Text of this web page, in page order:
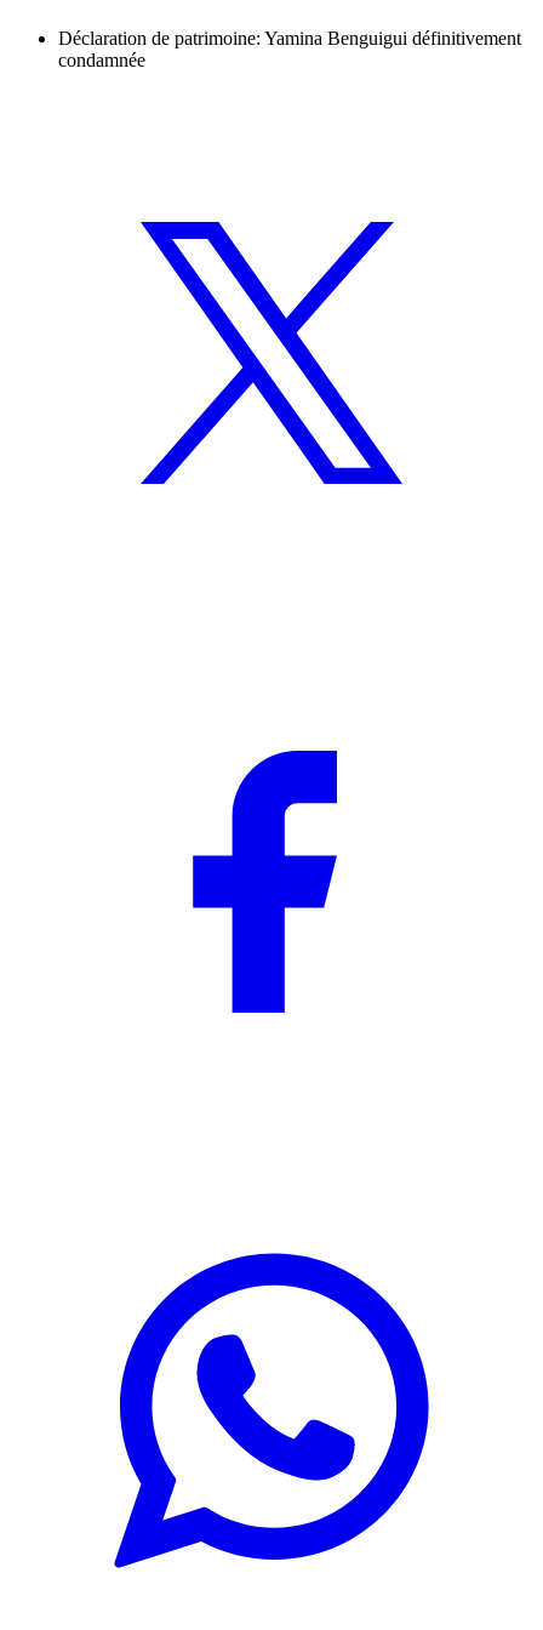
Déclaration de patrimoine: Yamina Benguigui définitivement
condamnée